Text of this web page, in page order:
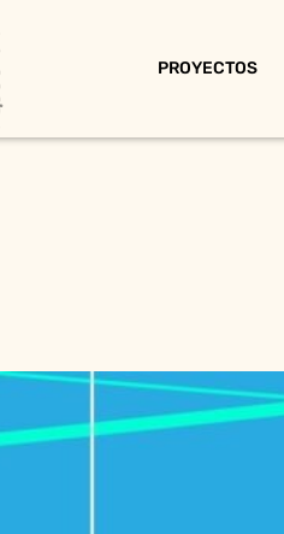
PROYECTOS